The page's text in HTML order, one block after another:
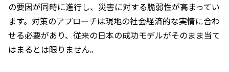
の要因が同時に進行し、災害に対する脆弱性が高まってい
ます。対策のアプローチは現地の社会経済的な実情に合わ
せる必要があり、従来の日本の成功モデルがそのまま当て
はまるとは限りません。